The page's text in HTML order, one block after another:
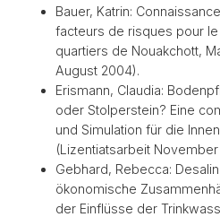
Bauer, Katrin:
facteurs de risques pour
quartiers de Nouakchott,
August 2004).
Erismann, Claudia:
oder Stolperstein? Eine
und Simulation für die
(Lizentiatsarbeit
Gebhard, Rebecca:
ökonomische
der Einflüsse der